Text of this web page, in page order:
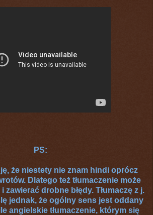
PS:
że niestety nie znam hindi oprócz
Dlatego też tłumaczenie może
zawierać drobne błędy. Tłumaczę z j.
jednak, że ogólny sens jest oddany
angielskie tłumaczenie, którym się